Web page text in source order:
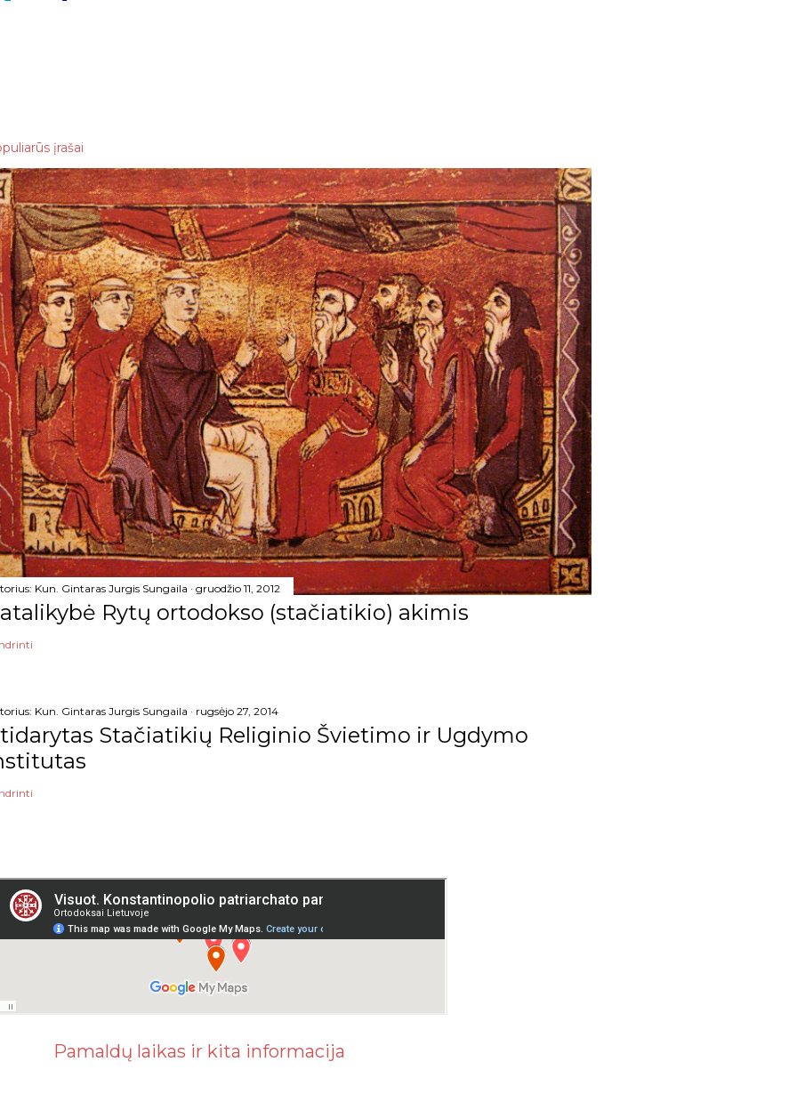
įrašai
Kun. Gintaras Jurgis Sungaila gruodžio 11, 2012
Rytų ortodokso (stačiatikio) akimis
Kun. Gintaras Jurgis Sungaila rugsėjo 27, 2014
Stačiatikių Religinio Švietimo ir Ugdymo
Pamaldų laikas ir kita informacija